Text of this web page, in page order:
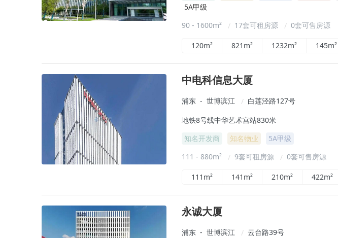
5A甲级
90 - 1600m²
/ 17套可租房源 / 0套可售房源
120m² 821m² 1232m² 145m²
中电科信息大厦
浦东 - 世博滨江 / 白莲泾路127号
地铁8号线中华艺术宫站830米
知名开发商
知名物业
5A甲级
111 - 880m²
/ 9套可租房源 / 0套可售房源
111m² 141m² 210m² 422m²
永诚大厦
浦东 - 世博滨江 / 云台路39号